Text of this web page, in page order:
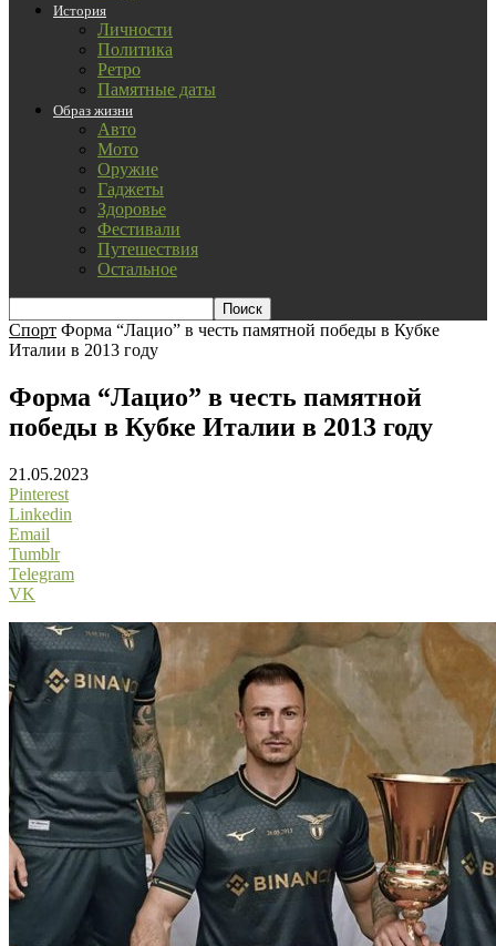
История
Личности
Политика
Ретро
Памятные даты
Образ жизни
Авто
Мото
Оружие
Гаджеты
Здоровье
Фестивали
Путешествия
Остальное
Спорт Форма “Лацио” в честь памятной победы в Кубке
Италии в 2013 году
Форма “Лацио” в честь памятной
победы в Кубке Италии в 2013 году
21.05.2023
Pinterest
Linkedin
Email
Tumblr
Telegram
VK